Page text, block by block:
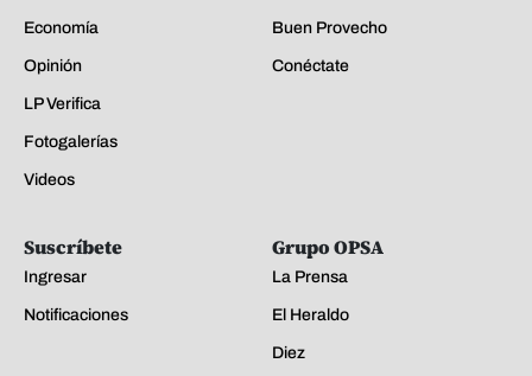
Economía
Opinión
LP Verifica
Fotogalerías
Videos
Buen Provecho
Conéctate
Suscríbete
Ingresar
Notificaciones
Grupo OPSA
La Prensa
El Heraldo
Diez